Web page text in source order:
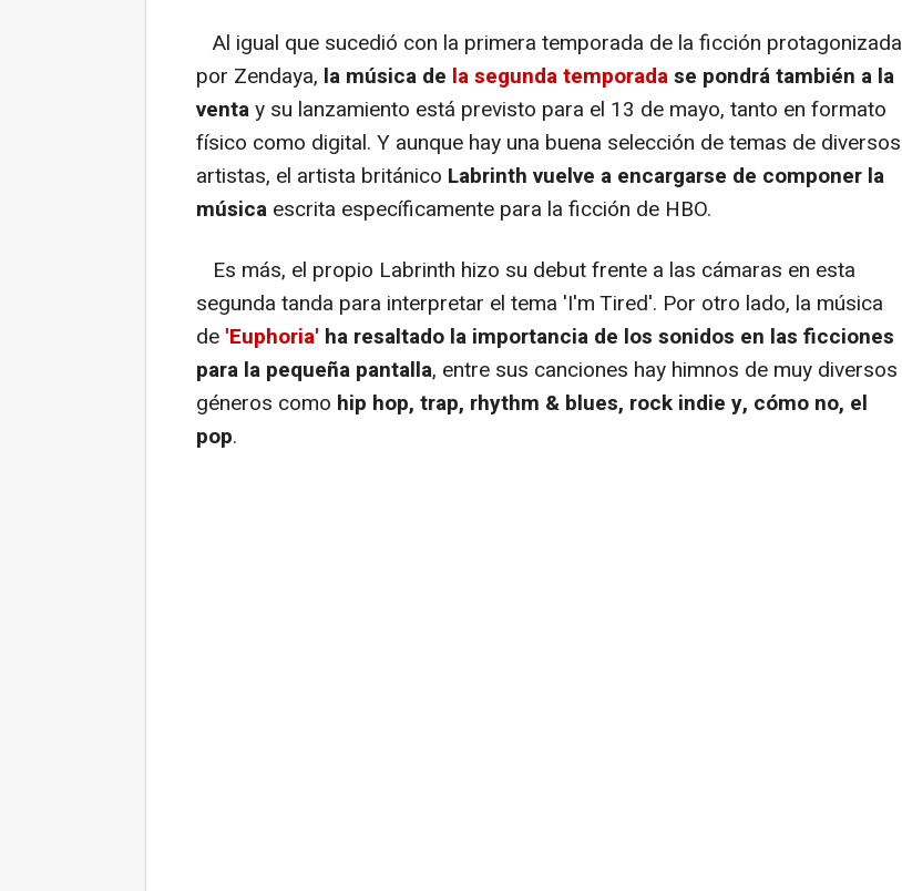
Al igual que sucedió con la primera temporada de la ficción protagonizada
por Zendaya, la música de la segunda temporadase pondrá también a la
ventay su lanzamiento está previsto para el 13 de mayo, tanto en formato
físico como digital. Y aunque hay una buena selección de temas de diversos
artistas, el artista británico Labrinth vuelve a encargarse de componer la
música escrita específicamente para la ficción de HBO.
Es más, el propio Labrinth hizo su debut frente a las cámaras en esta
segunda tanda para interpretar el tema 'I'm Tired'. Por otro lado, la música
de 'Euphoria' ha resaltado la importancia de los sonidos en las ficciones
para la pequeña pantalla, entre sus canciones hay himnos de muy diversos
géneros como hip hop, trap, rhythm & blues, rock indie y, cómo no, el
pop.